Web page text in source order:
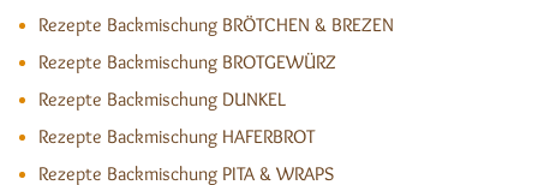
Rezepte Backmischung BRÖTCHEN & BREZEN
Rezepte Backmischung BROTGEWÜRZ
Rezepte Backmischung DUNKEL
Rezepte Backmischung HAFERBROT
Rezepte Backmischung PITA & WRAPS